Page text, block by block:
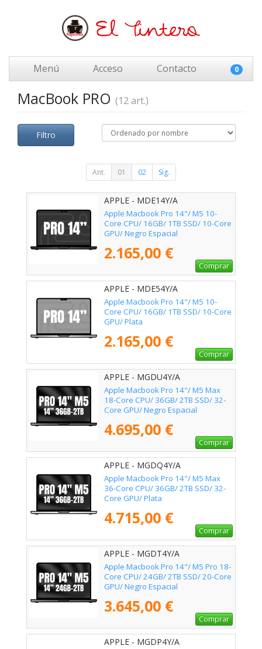
Menú Acceso Contacto 0
MacBook PRO (12 art.)
Filtro
Ant. 01 02 Sig.
APPLE - MDE14Y/A
Apple Macbook Pro 14"/ M5 10-
Core CPU/ 16GB/ 1TB SSD/ 10-Core
GPU/ Negro Espacial
2.165,00 €
Comprar
APPLE - MDE54Y/A
Apple Macbook Pro 14"/ M5 10-
Core CPU/ 16GB/ 1TB SSD/ 10-Core
GPU/ Plata
2.165,00 €
Comprar
APPLE - MGDU4Y/A
Apple Macbook Pro 14"/ M5 Max
18-Core CPU/ 36GB/ 2TB SSD/ 32-
Core GPU/ Negro Espacial
4.695,00 €
Comprar
APPLE - MGDQ4Y/A
Apple Macbook Pro 14"/ M5 Max
36-Core CPU/ 36GB/ 2TB SSD/ 32-
Core GPU/ Plata
4.715,00 €
Comprar
APPLE - MGDT4Y/A
Apple Macbook Pro 14"/ M5 Pro 18-
Core CPU/ 24GB/ 2TB SSD/ 20-Core
GPU/ Negro Espacial
3.645,00 €
Comprar
APPLE - MGDP4Y/A